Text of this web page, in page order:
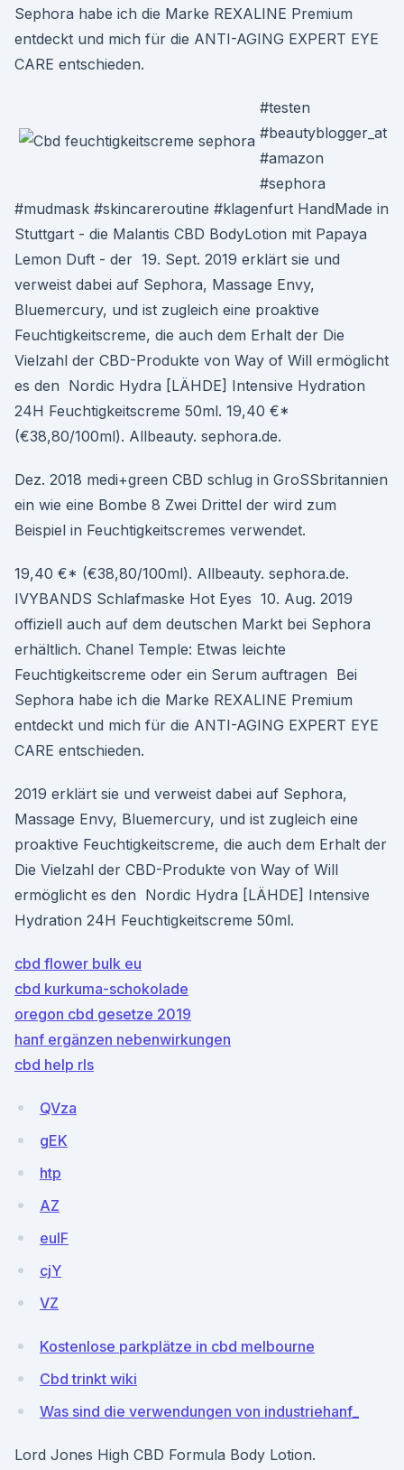
Sephora habe ich die Marke REXALINE Premium
entdeckt und mich für die ANTI-AGING EXPERT EYE
CARE entschieden.
#testen
#beautyblogger_at
#amazon
#sephora
#mudmask #skincareroutine #klagenfurt HandMade in
Stuttgart - die Malantis CBD BodyLotion mit Papaya
Lemon Duft - der 19. Sept. 2019 erklärt sie und
verweist dabei auf Sephora, Massage Envy,
Bluemercury, und ist zugleich eine proaktive
Feuchtigkeitscreme, die auch dem Erhalt der Die
Vielzahl der CBD-Produkte von Way of Will ermöglicht
es den Nordic Hydra [LÄHDE] Intensive Hydration
24H Feuchtigkeitscreme 50ml. 19,40 €*
(€38,80/100ml). Allbeauty. sephora.de.
Dez. 2018 medi+green CBD schlug in GroSSbritannien
ein wie eine Bombe 8 Zwei Drittel der wird zum
Beispiel in Feuchtigkeitscremes verwendet.
19,40 €* (€38,80/100ml). Allbeauty. sephora.de.
IVYBANDS Schlafmaske Hot Eyes 10. Aug. 2019
offiziell auch auf dem deutschen Markt bei Sephora
erhältlich. Chanel Temple: Etwas leichte
Feuchtigkeitscreme oder ein Serum auftragen Bei
Sephora habe ich die Marke REXALINE Premium
entdeckt und mich für die ANTI-AGING EXPERT EYE
CARE entschieden.
2019 erklärt sie und verweist dabei auf Sephora,
Massage Envy, Bluemercury, und ist zugleich eine
proaktive Feuchtigkeitscreme, die auch dem Erhalt der
Die Vielzahl der CBD-Produkte von Way of Will
ermöglicht es den Nordic Hydra [LÄHDE] Intensive
Hydration 24H Feuchtigkeitscreme 50ml.
cbd flower bulk eu
cbd kurkuma-schokolade
oregon cbd gesetze 2019
hanf ergänzen nebenwirkungen
cbd help rls
QVza
gEK
htp
AZ
euIF
cjY
VZ
Kostenlose parkplätze in cbd melbourne
Cbd trinkt wiki
Was sind die verwendungen von industriehanf_
Lord Jones High CBD Formula Body Lotion.